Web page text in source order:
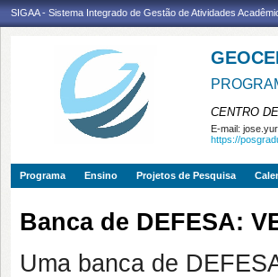
SIGAA - Sistema Integrado de Gestão de Atividades
CENTRO
E-mail:
https://
Programa Ensino Projetos de Pesquisa
Banca de DEFESA:
Uma banca de